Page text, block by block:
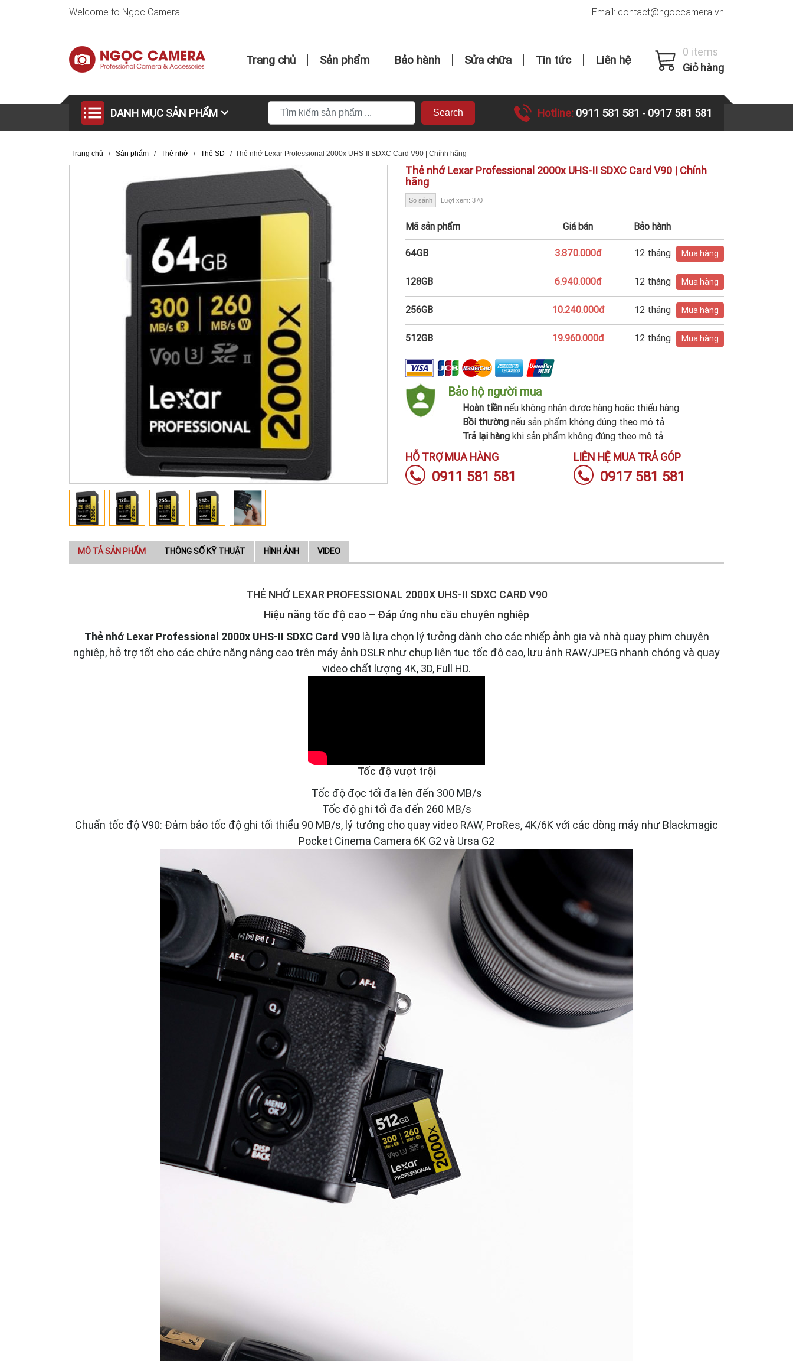
Welcome to Ngoc Camera Email: contact@ngoccamera.vn
Trang chủ Sản phẩm Bảo hành Sửa chữa Tin tức Liên hệ
0 items
Giỏ hàng
DANH MỤC SẢN PHẨM Search Hotline: 0911 581 581 - 0917 581 581
Trang chủ / Sản phẩm / Thẻ nhớ / Thẻ SD / Thẻ nhớ Lexar Professional 2000x UHS-II SDXC Card V90 | Chính hãng
Thẻ nhớ Lexar Professional 2000x UHS-II SDXC Card V90 | Chính
hãng
So sánh Lượt xem: 370
Mã sản phẩm Giá bán Bảo hành
64GB 3.870.000đ 12 tháng Mua hàng
128GB 6.940.000đ 12 tháng Mua hàng
256GB 10.240.000đ 12 tháng Mua hàng
512GB 19.960.000đ 12 tháng Mua hàng
Bảo hộ người mua
Hoàn tiền nếu không nhận được hàng hoặc thiếu hàng
Bồi thường nếu sản phẩm không đúng theo mô tả
Trả lại hàng khi sản phẩm không đúng theo mô tả
HỖ TRỢ MUA HÀNG
0911 581 581
LIÊN HỆ MUA TRẢ GÓP
0917 581 581
MÔ TẢ SẢN PHẨM THÔNG SỐ KỸ THUẬT HÌNH ẢNH VIDEO
THẺ NHỚ LEXAR PROFESSIONAL 2000X UHS-II SDXC CARD V90
Hiệu năng tốc độ cao – Đáp ứng nhu cầu chuyên nghiệp
Thẻ nhớ Lexar Professional 2000x UHS-II SDXC Card V90là lựa chọn lý tưởng dành cho các nhiếp ảnh gia và nhà quay phim chuyên
nghiệp, hỗ trợ tốt cho các chức năng nâng cao trên máy ảnh DSLR như chụp liên tục tốc độ cao, lưu ảnh RAW/JPEG nhanh chóng và quay
video chất lượng 4K, 3D, Full HD.
Tốc độ vượt trội
Tốc độ đọc tối đa lên đến 300 MB/s
Tốc độ ghi tối đa đến 260 MB/s
Chuẩn tốc độ V90: Đảm bảo tốc độ ghi tối thiểu 90 MB/s, lý tưởng cho quay video RAW, ProRes, 4K/6K với các dòng máy như Blackmagic
Pocket Cinema Camera 6K G2 và Ursa G2